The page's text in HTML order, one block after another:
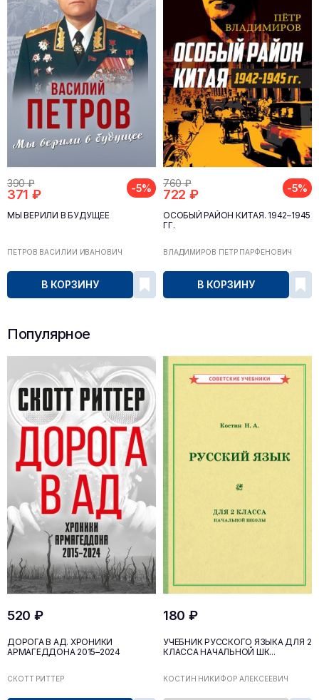
390 ₽
371 ₽ -5%
МЫ ВЕРИЛИ В БУДУЩЕЕ
ПЕТРОВ ВАСИЛИЙ ИВАНОВИЧ
В КОРЗИНУ
760 ₽
722 ₽ -5%
ОСОБЫЙ РАЙОН КИТАЯ. 1942–1945
ГГ.
ВЛАДИМИРОВ ПЁТР ПАРФЁНОВИЧ
В КОРЗИНУ
Популярное
520 ₽
ДОРОГА В АД. ХРОНИКИ
АРМАГЕДДОНА 2015–2024
СКОТТ РИТТЕР
180 ₽
УЧЕБНИК РУССКОГО ЯЗЫКА ДЛЯ 2
КЛАССА НАЧАЛЬНОЙ ШК...
КОСТИН НИКИФОР АЛЕКСЕЕВИЧ